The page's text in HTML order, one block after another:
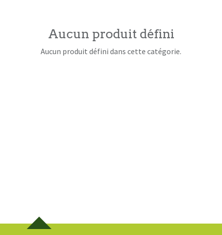
Aucun produit défini
Aucun produit défini dans cette catégorie.